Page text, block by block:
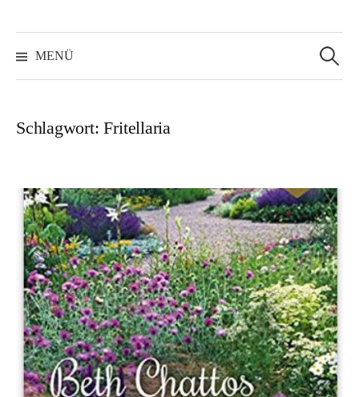
MENÜ
nach:
Schlagwort:Fritellaria